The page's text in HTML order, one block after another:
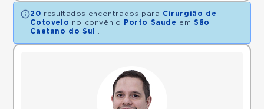
20 resultados encontrados para Cirurgião de
Cotovelo no convênio Porto Saude em São
Caetano do Sul